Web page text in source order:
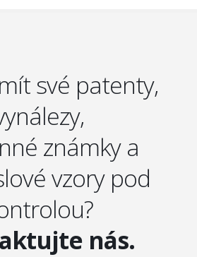
své patenty,
známky a
vzory pod
nás.